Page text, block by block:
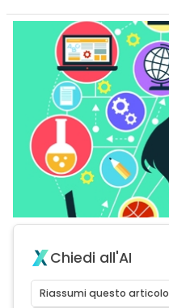
Chiedi all'AI
Riassumi questo articolo